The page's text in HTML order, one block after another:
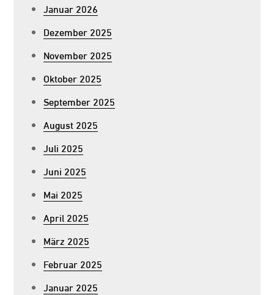
Januar 2026
Dezember 2025
November 2025
Oktober 2025
September 2025
August 2025
Juli 2025
Juni 2025
Mai 2025
April 2025
März 2025
Februar 2025
Januar 2025